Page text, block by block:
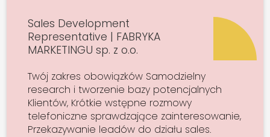
Sales Development
Representative | FABRYKA
MARKETINGU sp. z o.o.
Twój zakres obowiązków Samodzielny
research i tworzenie bazy potencjalnych
Klientów, Krótkie wstępne rozmowy
telefoniczne sprawdzające zainteresowanie,
Przekazywanie leadów do działu sales.